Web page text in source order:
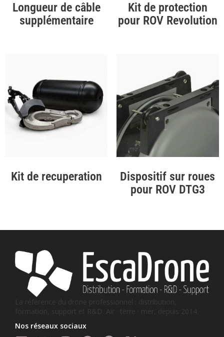
Longueur de câble
supplémentaire
Kit de protection
pour ROV Revolution
Kit de recuperation
Dispositif sur roues
pour ROV DTG3
La référence du drone professionnel : distribution,
formation, support et R&D. Air · terre · mer, depuis 2014.
Nos réseaux sociaux